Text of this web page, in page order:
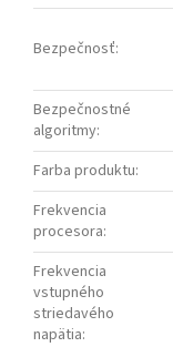
Bezpečnosť:
Bezpečnostné
algoritmy:
Farba produktu:
Frekvencia
procesora:
Frekvencia
vstupného
striedavého
napätia: